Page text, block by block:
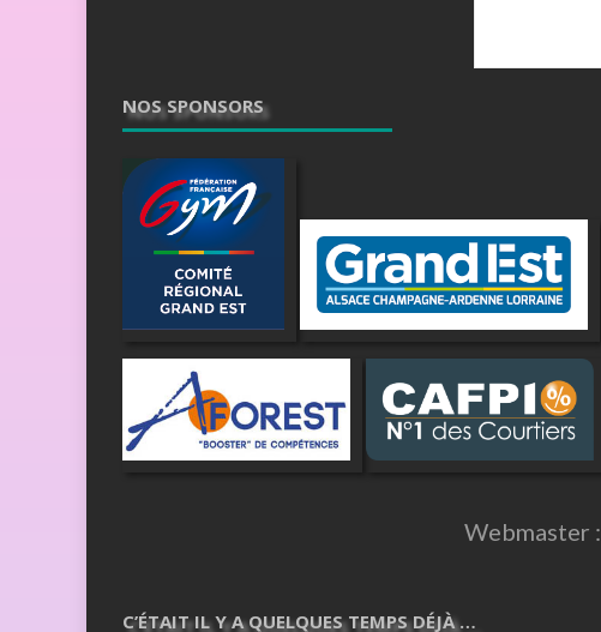
NOS SPONSORS
Webmaster :
C’ÉTAIT IL Y A QUELQUES TEMPS DÉJÀ …